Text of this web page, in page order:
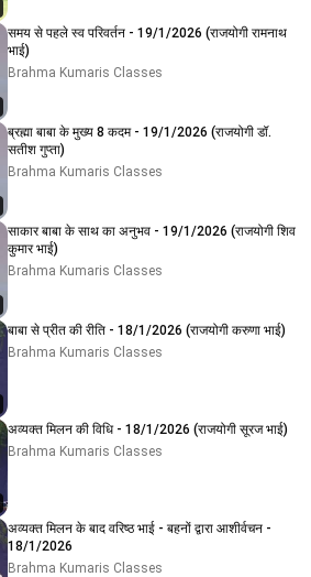
समय से पहले स्व परिवर्तन - 19/1/2026 (राजयोगी रामनाथ
भाई)
Brahma Kumaris Classes
ब्रह्मा बाबा के मुख्य 8 कदम - 19/1/2026 (राजयोगी डॉ.
सतीश गुप्ता)
Brahma Kumaris Classes
साकार बाबा के साथ का अनुभव - 19/1/2026 (राजयोगी शिव
कुमार भाई)
Brahma Kumaris Classes
बाबा से प्रीत की रीति - 18/1/2026 (राजयोगी करुणा भाई)
Brahma Kumaris Classes
अव्यक्त मिलन की विधि - 18/1/2026 (राजयोगी सूरज भाई)
Brahma Kumaris Classes
अव्यक्त मिलन के बाद वरिष्ठ भाई - बहनों द्वारा आशीर्वचन -
18/1/2026
Brahma Kumaris Classes